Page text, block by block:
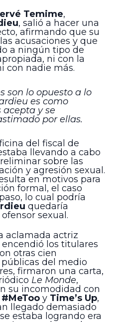
Temime,
, salió a hacer una
afirmando que su
acusaciones y que
a ningún tipo de
ni con la
con nadie más.
son lo opuesto a lo
es como
acepta y se
por ellas.
del fiscal de
llevando a cabo
sobre las
y agresión sexual.
en motivos para
formal, el caso
lo cual podría
quedaría
sexual.
aclamada actriz
encendió los titulares
otras cien
del medio
firmaron una carta,
Le Monde,
su incomodidad con
#MeToo y Time’s Up,
llegado demasiado
estaba logrando era